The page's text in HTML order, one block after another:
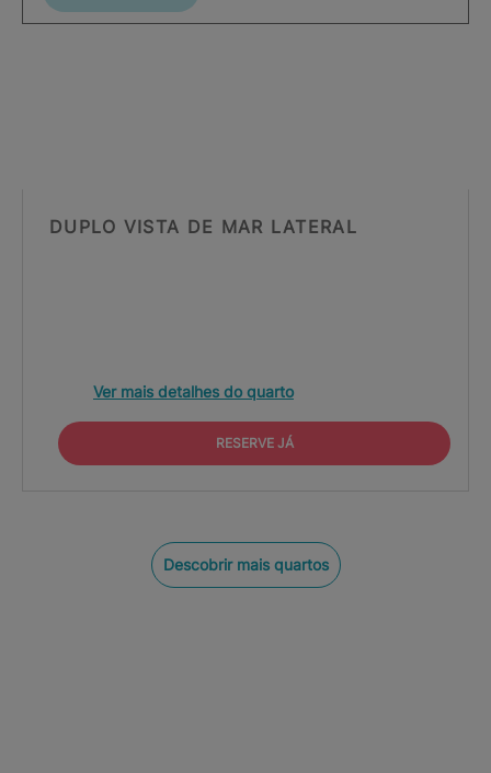
DUPLO VISTA DE MAR LATERAL
Ver mais detalhes do quarto
RESERVE JÁ
Descobrir mais quartos